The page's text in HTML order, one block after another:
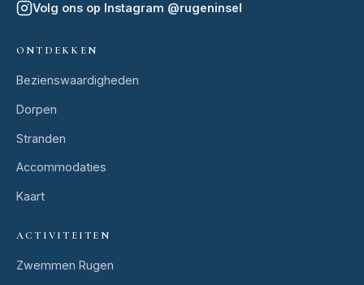
Volg ons op Instagram @rugeninsel
ONTDEKKEN
Bezienswaardigheden
Dorpen
Stranden
Accommodaties
Kaart
ACTIVITEITEN
Zwemmen Rugen